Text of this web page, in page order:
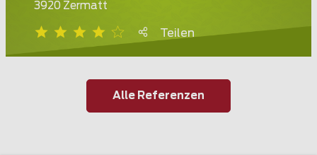
3920 Zermatt
Teilen
Alle Referenzen